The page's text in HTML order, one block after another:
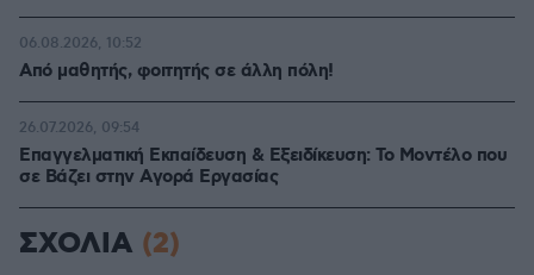
Από μαθητής, φοιτητής σε άλλη πόλη!
06.08.2026, 10:52
Επαγγελματική Εκπαίδευση & Εξειδίκευση: Το Mοντέλο που
σε Bάζει στην Aγορά Eργασίας
26.07.2026, 09:54
ΣΧΟΛΙΑ (2)